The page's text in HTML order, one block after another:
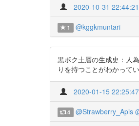
2020-10-31 22:44:21
1 @kggkmuntari
黒ボク土層の生成史：人
りを持つことがわかって
2020-01-15 22:25:47
4 @Strawberry_Apis